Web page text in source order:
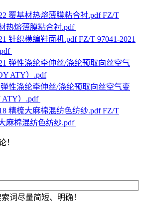
FZ/T
热熔薄膜粘合衬.pdf
FZ/T 97041-2021
弹性涤纶牵伸丝/涤纶预取向丝空气变
ATY）.pdf
FZ/T
麻棉混纺色纺纱.pdf
！
词尽量简短、明确！